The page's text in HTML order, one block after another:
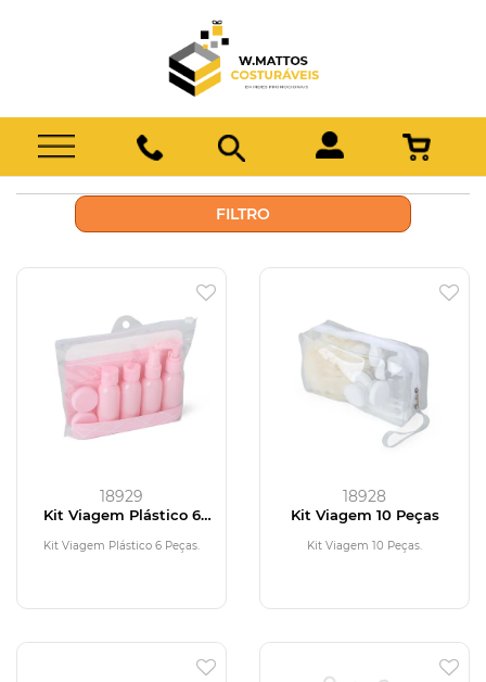
FILTRO
18929
Kit Viagem Plástico 6
Kit Viagem Plástico 6 Peças.
18928
Kit Viagem 10 Peças
Kit Viagem 10 Peças.